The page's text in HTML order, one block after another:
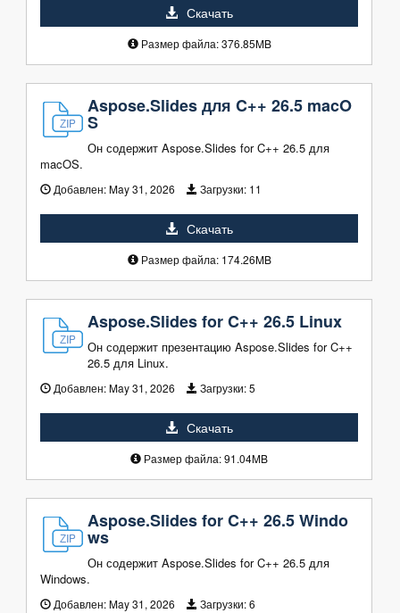
Скачать
Размер файла: 376.85MB
Aspose.Slides для C++ 26.5 macO
S
Он содержит Aspose.Slides for C++ 26.5 для
macOS.
Добавлен:May 31, 2026 Загрузки: 11
Скачать
Размер файла: 174.26MB
Aspose.Slides for C++ 26.5 Linux
Он содержит презентацию Aspose.Slides for C++
26.5 для Linux.
Добавлен:May 31, 2026 Загрузки:5
Скачать
Размер файла: 91.04MB
Aspose.Slides for C++ 26.5 Windo
ws
Он содержит Aspose.Slides for C++ 26.5 для
Windows.
Добавлен:May 31, 2026 Загрузки:6